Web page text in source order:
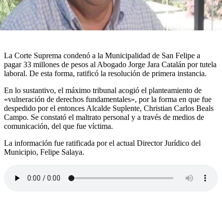
La Corte Suprema condenó a la Municipalidad de San Felipe a
pagar 33 millones de pesos al Abogado Jorge Jara Catalán por tutela
laboral. De esta forma, ratificó la resolución de primera instancia.
En lo sustantivo, el máximo tribunal acogió el planteamiento de
«vulneración de derechos fundamentales», por la forma en que fue
despedido por el entonces Alcalde Suplente, Christian Carlos Beals
Campo. Se constató el maltrato personal y a través de medios de
comunicación, del que fue víctima.
La información fue ratificada por el actual Director Jurídico del
Municipio, Felipe Salaya.